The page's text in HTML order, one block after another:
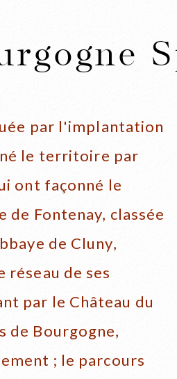
par l'implantation
le territoire par
ont façonné le
de Fontenay, classée
de Cluny,
réseau de ses
par le Château du
de Bourgogne,
; le parcours